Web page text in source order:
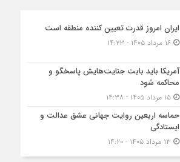
ایران امروز قدرت تعیین کننده منطقه است
۱۶ مرداد ۱۴۰۵ - ۱۴:۲۳
آمریکا باید بابت جنایت‌هایش پاسخگو و
محاکمه شود
۱۵ مرداد ۱۴۰۵ - ۱۴:۳۸
حماسه اربعین روایت جهانی عشق عدالت و
ایستادگی